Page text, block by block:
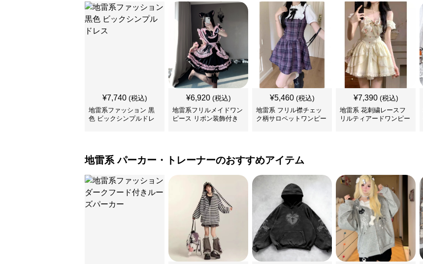
¥7,740 (税込)
地雷系ファッション 黒
色 ビックシンプルドレ
¥6,920 (税込)
地雷系フリルメイドワン
ピース リボン装飾付き
¥5,460 (税込)
地雷系 フリル襟チェッ
ク柄サロペットワンピー
¥7,390 (税込)
地雷系 花刺繍レースフ
リルティアードワンピー
地雷系 パーカー・トレーナーのおすすめアイテム